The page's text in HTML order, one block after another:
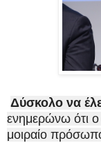
Δύσκολο να
ενημερώνω ότι
μοιραίο